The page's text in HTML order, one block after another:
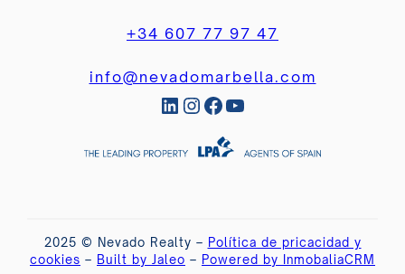
+34 607 77 97 47
info@nevadomarbella.com
LinkedIn InstagramFacebook YouTube
2025 © Nevado Realty – Política de pricacidad y
cookies – Built by Jaleo – Powered by InmobaliaCRM